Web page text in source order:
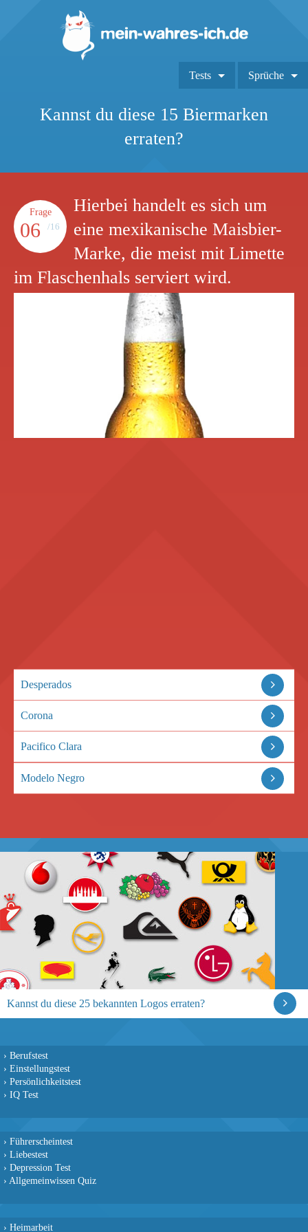
Tests Sprüche
Kannst du diese 15 Biermarken
erraten?
Frage
06 /16
Hierbei handelt es sich um
eine mexikanische Maisbier-
Marke, die meist mit Limette
im Flaschenhals serviert wird.
Desperados
Corona
Pacifico Clara
Modelo Negro
Kannst du diese 25 bekannten Logos erraten?
› Berufstest
› Einstellungstest
› Persönlichkeitstest
› IQ Test
› Führerscheintest
› Liebestest
› Depression Test
› Allgemeinwissen Quiz
› Heimarbeit